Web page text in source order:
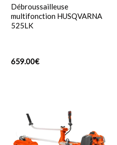
Débroussailleuse
multifonction HUSQVARNA
525LK
659.00€